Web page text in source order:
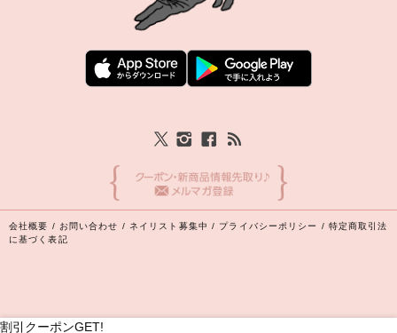
割引クーポンGET!
会社概要 / お問い合わせ / ネイリスト募集中 / プライバシーポリシー / 特定商取引法
に基づく表記